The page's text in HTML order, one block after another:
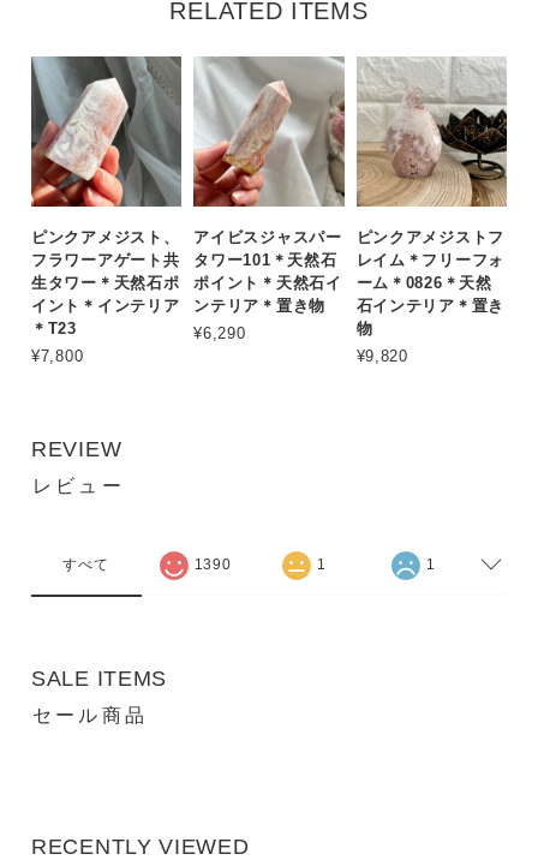
RELATED ITEMS
ピンクアメジスト、
フラワーアゲート共
生タワー＊天然石ポ
イント＊インテリア
＊T23
¥7,800
アイビスジャスパー
タワー101＊天然石
ポイント＊天然石イ
ンテリア＊置き物
¥6,290
ピンクアメジストフ
レイム＊フリーフォ
ーム＊0826＊天然
石インテリア＊置き
物
¥9,820
REVIEW
レビュー
すべて 1390 1 1
SALE ITEMS
セール商品
RECENTLY VIEWED